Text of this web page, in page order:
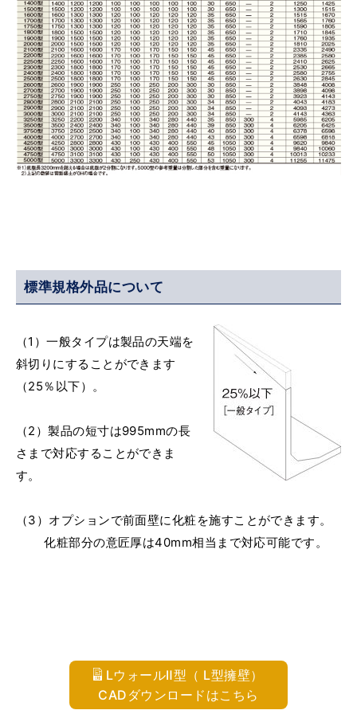
標準規格外品について
（1）一般タイプは製品の天端を
斜切りにすることができます
（25％以下）。
（2）製品の短寸は995mmの長
さまで対応することができま
す。
（3）オプションで前面壁に化粧を施すことができます。
化粧部分の意匠厚は40mm相当まで対応可能です。
LウォールⅡ型（ L型擁壁）
CADダウンロードはこちら